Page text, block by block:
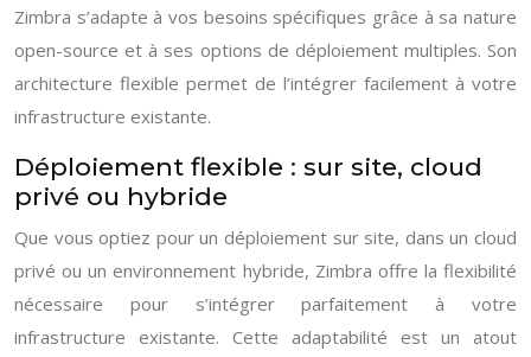
Zimbra s’adapte à vos besoins spécifiques grâce à sa nature
open-source et à ses options de déploiement multiples. Son
architecture flexible permet de l’intégrer facilement à votre
infrastructure existante.
Déploiement flexible : sur site, cloud
privé ou hybride
Que vous optiez pour un déploiement sur site, dans un cloud
privé ou un environnement hybride, Zimbra offre la flexibilité
nécessaire pour s’intégrer parfaitement à votre
infrastructure existante. Cette adaptabilité est un atout